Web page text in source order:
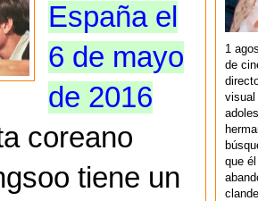
España el
6 de mayo
de 2016
coreano
tiene un
1
de
visual
que